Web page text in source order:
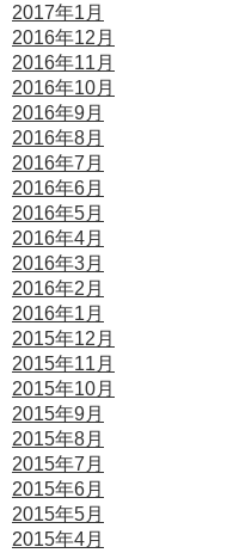
2017年1月
2016年12月
2016年11月
2016年10月
2016年9月
2016年8月
2016年7月
2016年6月
2016年5月
2016年4月
2016年3月
2016年2月
2016年1月
2015年12月
2015年11月
2015年10月
2015年9月
2015年8月
2015年7月
2015年6月
2015年5月
2015年4月